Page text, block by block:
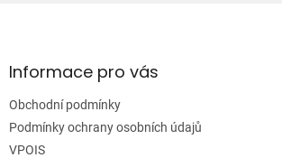
aInformace pro vás
Obchodní podmínky
Podmínky ochrany osobních údajů
VPOIS